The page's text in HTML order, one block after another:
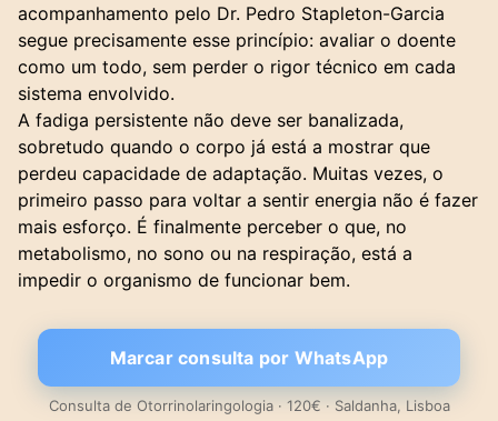
acompanhamento pelo Dr. Pedro Stapleton-Garcia
segue precisamente esse princípio: avaliar o doente
como um todo, sem perder o rigor técnico em cada
sistema envolvido.
A fadiga persistente não deve ser banalizada,
sobretudo quando o corpo já está a mostrar que
perdeu capacidade de adaptação. Muitas vezes, o
primeiro passo para voltar a sentir energia não é fazer
mais esforço. É finalmente perceber o que, no
metabolismo, no sono ou na respiração, está a
impedir o organismo de funcionar bem.
Marcar consulta por WhatsApp
Consulta de Otorrinolaringologia · 120€ · Saldanha, Lisboa